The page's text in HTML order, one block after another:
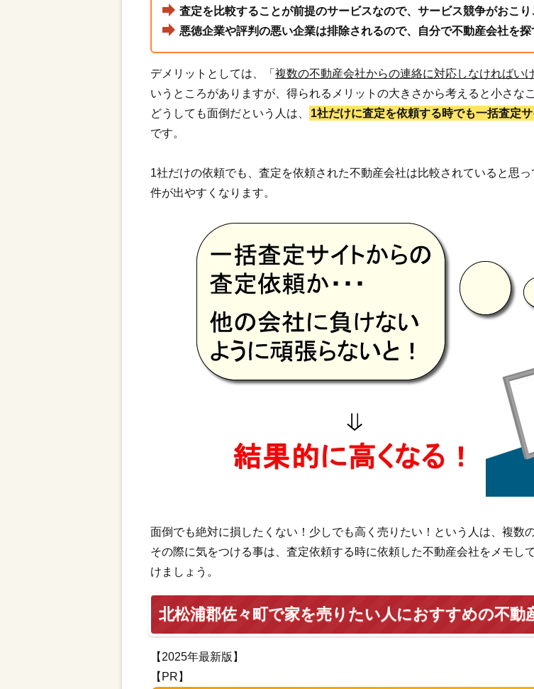
査定を比較することが前提のサービスなので、サービス競争がおこ
悪徳企業や評判の悪い企業は排除されるので、自分で不動産会社を探
デメリットとしては、「複数の不動産会社からの連絡に対応しなければい
いうところがありますが、得られるメリットの大きさから考えると小さなこ
どうしても面倒だという人は、
1社だけに査定を依頼する時でも一括査定
です。
1社だけの依頼でも、査定を依頼された不動産会社は比較されていると思
件が出やすくなります。
面倒でも絶対に損したくない！少しでも高く売りたい！という人は、複数
その際に気をつける事は、査定依頼する時に依頼した不動産会社をメモし
けましょう。
北松浦郡佐々町で家を売りたい人におすすめの不
【2025年最新版】
【PR】